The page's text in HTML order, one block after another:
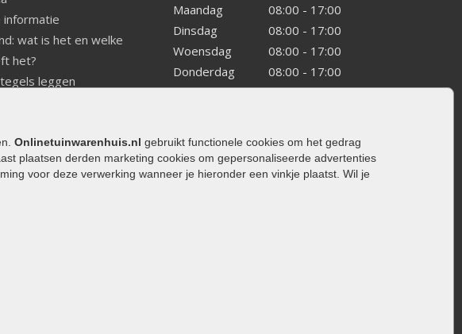
Onlinetuinwarenhuis.nl gebruikt functionele cookies om het gedrag
plaatsen derden marketing cookies om gepersonaliseerde advertenties
voor deze verwerking wanneer je hieronder een vinkje plaatst. Wil je
informatie
wat is het en welke
het?
leggen
past bij mij
inrichten
gebakken bestrating
Maandag
08:00 - 17:00
Dinsdag
08:00 - 17:00
Woensdag
08:00 - 17:00
Donderdag
08:00 - 17:00
Vrijdag
08:00 - 17:00